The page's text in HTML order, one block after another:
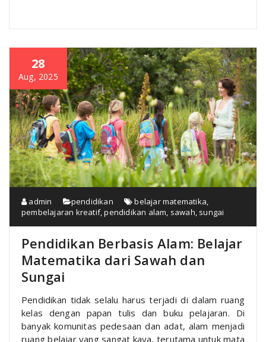
28
Aug, 2025
admin pendidikan belajar matematika
pembelajaran kreatif,pendidikan alam sawah sungai
Pendidikan Berbasis Alam: Belajar
Matematika dari Sawah dan
Sungai
Pendidikan tidak selalu harus terjadi di dalam ruang
kelas dengan papan tulis dan buku pelajaran. Di
banyak komunitas pedesaan dan adat, alam menjadi
ruang belajar yang sangat kaya, terutama untuk mata